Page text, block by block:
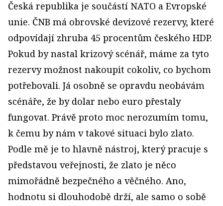
Česká republika je součástí NATO a Evropské
unie. ČNB má obrovské devizové rezervy, které
odpovídají zhruba 45 procentům českého HDP.
Pokud by nastal krizový scénář, máme za tyto
rezervy možnost nakoupit cokoliv, co bychom
potřebovali. Já osobně se opravdu neobávám
scénáře, že by dolar nebo euro přestaly
fungovat. Právě proto moc nerozumím tomu,
k čemu by nám v takové situaci bylo zlato.
Podle mě je to hlavně nástroj, který pracuje s
představou veřejnosti, že zlato je něco
mimořádně bezpečného a věčného. Ano,
hodnotu si dlouhodobě drží, ale samo o sobě